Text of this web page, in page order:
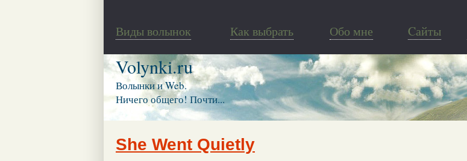
Виды волынок Как выбрать Обо мне Cайты
Volynki.ru
Волынки и Web.
Ничего общего! Почти...
She Went Quietly